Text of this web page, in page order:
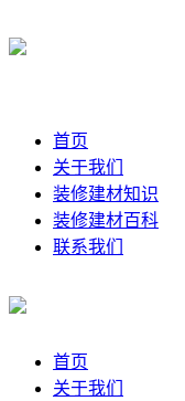
首页
关于我们
装修建材知识
装修建材百科
联系我们
首页
关于我们